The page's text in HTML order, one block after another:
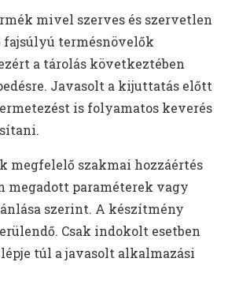
mivel szerves és szervetlen
fajsúlyú termésnövelők
a tárolás következtében
Javasolt a kijuttatás előtt
is folyamatos keverés
megfelelő szakmai hozzáértés
megadott paraméterek vagy
szerint. A készítmény
Csak indokolt esetben
túl a javasolt alkalmazási